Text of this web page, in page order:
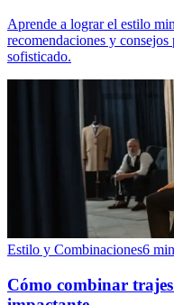
Aprende a lograr el estilo
recomendaciones y
sofisticado.
Estilo y Combinaciones6 min
Cómo combinar